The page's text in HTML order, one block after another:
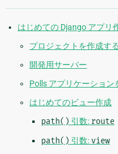
はじめての Django アプリ
プロジェクトを作成する
開発用サーバー
Polls アプリケーション
はじめてのビュー作成
path() 引数: route
path() 引数: view